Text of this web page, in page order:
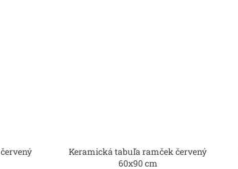
Keramická tabuľa ramček červený
60x90 cm